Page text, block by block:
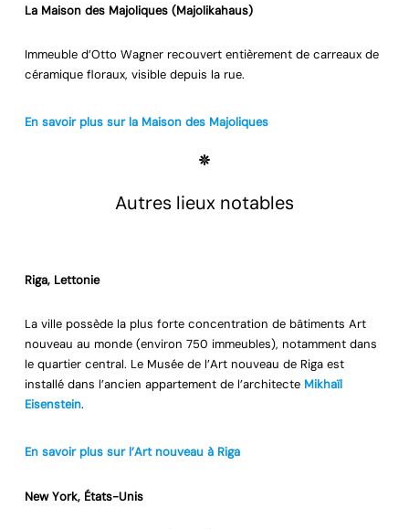
La Maison des Majoliques (Majolikahaus)
Immeuble d’Otto Wagner recouvert entièrement de carreaux de
céramique floraux, visible depuis la rue.
En savoir plus sur la Maison des Majoliques
Autres lieux notables
Riga, Lettonie
La ville possède la plus forte concentration de bâtiments Art
nouveau au monde (environ 750 immeubles), notamment dans
le quartier central. Le Musée de l’Art nouveau de Riga est
installé dans l’ancien appartement de l’architecte Mikhaïl
Eisenstein.
En savoir plus sur l’Art nouveau à Riga
New York, États-Unis